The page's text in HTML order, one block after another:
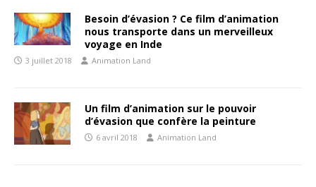
Besoin d’évasion ? Ce film d’animation
nous transporte dans un merveilleux
voyage en Inde
3 juillet 2018 Animation Land
Un film d’animation sur le pouvoir
d’évasion que confère la peinture
6 avril 2018 Animation Land